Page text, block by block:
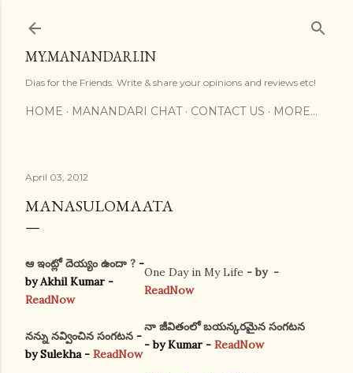
MY.MANANDARI.IN
Dias for the Friends. Write & share your opinions and reviews etc!
HOME MANANDARI CHAT CONTACT US MORE…
April 03, 2012
MANASULOMAATA
ఆ ఇంట్లో దెయ్యం ఉందా ? -
by Akhil Kumar -
ReadNow
నన్ను నవ్వించిన సంగటన -
by Sulekha - ReadNow
One Day in My Life - by -
ReadNow
నా జీవితంలో బయన్కరమైన సంగటన
- by Kumar - ReadNow